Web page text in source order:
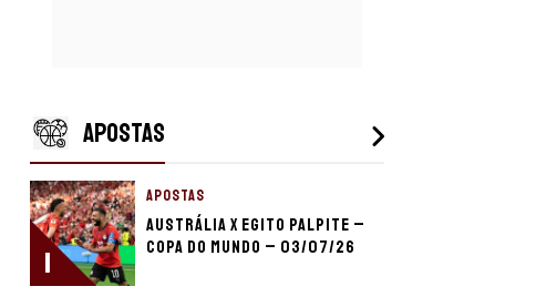
APOSTAS
1
APOSTAS
Austrália x Egito palpite –
Copa do Mundo – 03/07/26